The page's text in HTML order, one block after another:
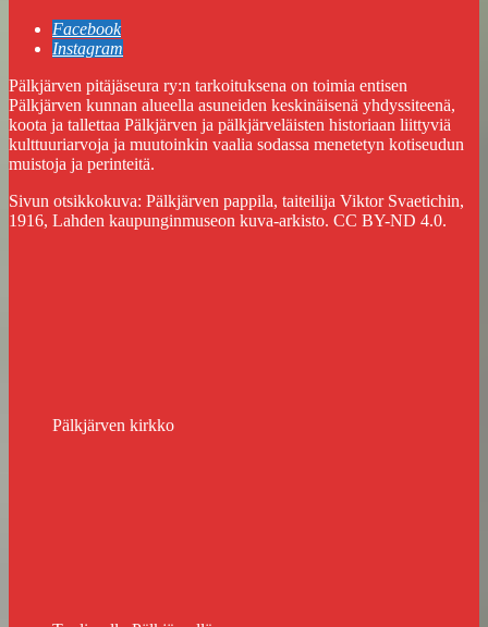
Facebook
Instagram
Pälkjärven pitäjäseura ry:n tarkoituksena on toimia entisen
Pälkjärven kunnan alueella asuneiden keskinäisenä yhdyssiteenä,
koota ja tallettaa Pälkjärven ja pälkjärveläisten historiaan liittyviä
kulttuuriarvoja ja muutoinkin vaalia sodassa menetetyn kotiseudun
muistoja ja perinteitä.
Sivun otsikkokuva: Pälkjärven pappila, taiteilija Viktor Svaetichin,
1916, Lahden kaupunginmuseon kuva-arkisto. CC BY-ND 4.0.
Pälkjärven kirkko